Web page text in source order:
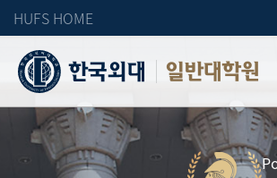
HUFS HOME
일반대학원